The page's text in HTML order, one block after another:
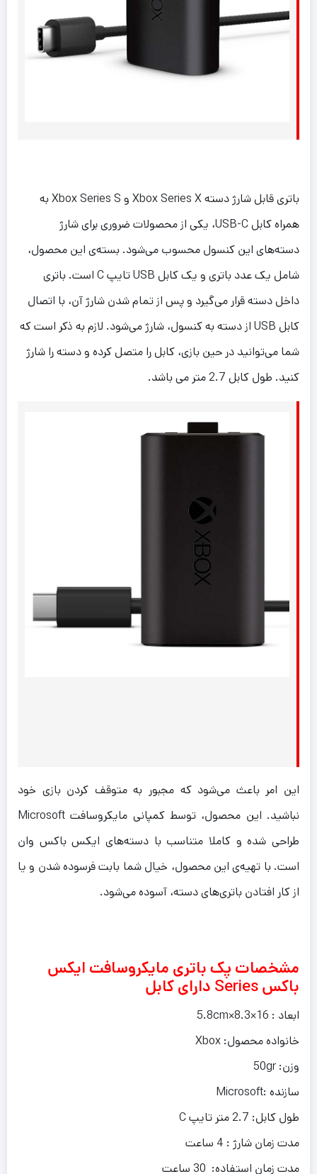
باتری قابل شارژ دسته Xbox Series X و Xbox Series S به
همراه کابل USB-C، یکی از محصولات ضروری برای شارژ
دسته‌های این کنسول محسوب می‌شود. بسته‌ی این محصول،
شامل یک عدد باتری و یک کابل USB تایپ C است. باتری
داخل دسته قرار می‌گیرد و پس از تمام شدن شارژ آن، با اتصال
کابل USB از دسته به کنسول، شارژ می‌شود. لازم به ذکر است که
شما می‌توانید در حین بازی، کابل را متصل کرده و دسته را شارژ
کنید. طول کابل 2.7 متر می باشد.
این امر باعث می‌شود که مجبور به متوقف کردن بازی خود
نباشید. این محصول، توسط کمپانی مایکروسافت Microsoft
طراحی شده و کاملا متناسب با دسته‌های ایکس باکس وان
است. با تهیه‌ی این محصول، خیال شما بابت فرسوده شدن و یا
از کار افتادن باتری‌های دسته، آسوده می‌شود.
مشخصات پک باتری مایکروسافت ایکس
باکس Series دارای کابل
ابعاد : 16×8.3×5.8cm
خانواده محصول: Xbox
وزن: 50gr
سازنده :Microsoft
طول کابل: 2.7 متر تایپ C
مدت زمان شارژ : 4 ساعت
مدت زمان استفاده: 30 ساعت